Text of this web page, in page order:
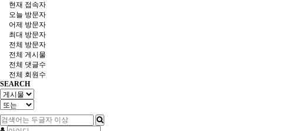
현재 접속자
오늘 방문자
어제 방문자
최대 방문자
전체 방문자
전체 게시물
전체 댓글수
전체 회원수
SEARCH